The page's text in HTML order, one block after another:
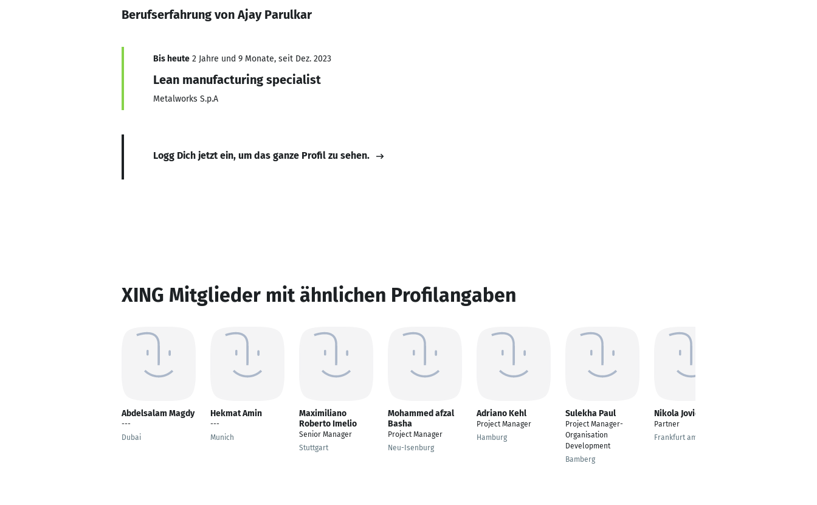
Berufserfahrung von Ajay Parulkar
Bis heute 2 Jahre und 9 Monate, seit Dez. 2023
Lean manufacturing specialist
Metalworks S.p.A
Logg Dich jetzt ein, um das ganze Profil zu sehen.
XING Mitglieder mit ähnlichen Profilangaben
Abdelsalam Magdy
---
Dubai
Hekmat Amin
---
Munich
Maximiliano
Roberto Imelio
Senior Manager
Stuttgart
Mohammed afzal
Basha
Project Manager
Neu-Isenburg
Adriano Kehl
Project Manager
Hamburg
Sulekha Paul
Project Manager-
Organisation
Development
Bamberg
Nikola Jovic
Partner
Frankfurt am Main